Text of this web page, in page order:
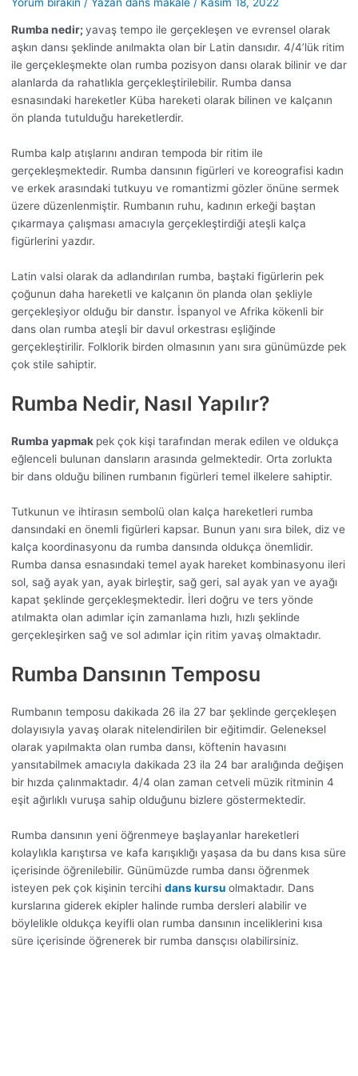
Rumba nedir;yavaş tempo ile gerçekleşen ve evrensel olarak
aşkın dansı şeklinde anılmakta olan bir Latin dansıdır. 4/4’lük ritim
ile gerçekleşmekte olan rumba pozisyon dansı olarak bilinir ve dar
alanlarda da rahatlıkla gerçekleştirilebilir. Rumba dansa
esnasındaki hareketler Küba hareketi olarak bilinen ve kalçanın
ön planda tutulduğu hareketlerdir.
Rumba kalp atışlarını andıran tempoda bir ritim ile
gerçekleşmektedir. Rumba dansının figürleri ve koreografisi kadın
ve erkek arasındaki tutkuyu ve romantizmi gözler önüne sermek
üzere düzenlenmiştir. Rumbanın ruhu, kadının erkeği baştan
çıkarmaya çalışması amacıyla gerçekleştirdiği ateşli kalça
figürlerini yazdır.
Latin valsi olarak da adlandırılan rumba, baştaki figürlerin pek
çoğunun daha hareketli ve kalçanın ön planda olan şekliyle
gerçekleşiyor olduğu bir danstır. İspanyol ve Afrika kökenli bir
dans olan rumba ateşli bir davul orkestrası eşliğinde
gerçekleştirilir. Folklorik birden olmasının yanı sıra günümüzde pek
çok stile sahiptir.
Rumba Nedir, Nasıl Yapılır?
Rumba yapmak pek çok kişi tarafından merak edilen ve oldukça
eğlenceli bulunan dansların arasında gelmektedir. Orta zorlukta
bir dans olduğu bilinen rumbanın figürleri temel ilkelere sahiptir.
Tutkunun ve ihtirasın sembolü olan kalça hareketleri rumba
dansındaki en önemli figürleri kapsar. Bunun yanı sıra bilek, diz ve
kalça koordinasyonu da rumba dansında oldukça önemlidir.
Rumba dansa esnasındaki temel ayak hareket kombinasyonu ileri
sol, sağ ayak yan, ayak birleştir, sağ geri, sal ayak yan ve ayağı
kapat şeklinde gerçekleşmektedir. İleri doğru ve ters yönde
atılmakta olan adımlar için zamanlama hızlı, hızlı şeklinde
gerçekleşirken sağ ve sol adımlar için ritim yavaş olmaktadır.
Rumba Dansının Temposu
Rumbanın temposu dakikada 26 ila 27 bar şeklinde gerçekleşen
dolayısıyla yavaş olarak nitelendirilen bir eğitimdir. Geleneksel
olarak yapılmakta olan rumba dansı, köftenin havasını
yansıtabilmek amacıyla dakikada 23 ila 24 bar aralığında değişen
bir hızda çalınmaktadır. 4/4 olan zaman cetveli müzik ritminin 4
eşit ağırlıklı vuruşa sahip olduğunu bizlere göstermektedir.
Rumba dansının yeni öğrenmeye başlayanlar hareketleri
kolaylıkla karıştırsa ve kafa karışıklığı yaşasa da bu dans kısa süre
içerisinde öğrenilebilir. Günümüzde rumba dansı öğrenmek
isteyen pek çok kişinin tercihi dans kursu olmaktadır. Dans
kurslarına giderek ekipler halinde rumba dersleri alabilir ve
böylelikle oldukça keyifli olan rumba dansının inceliklerini kısa
süre içerisinde öğrenerek bir rumba dansçısı olabilirsiniz.